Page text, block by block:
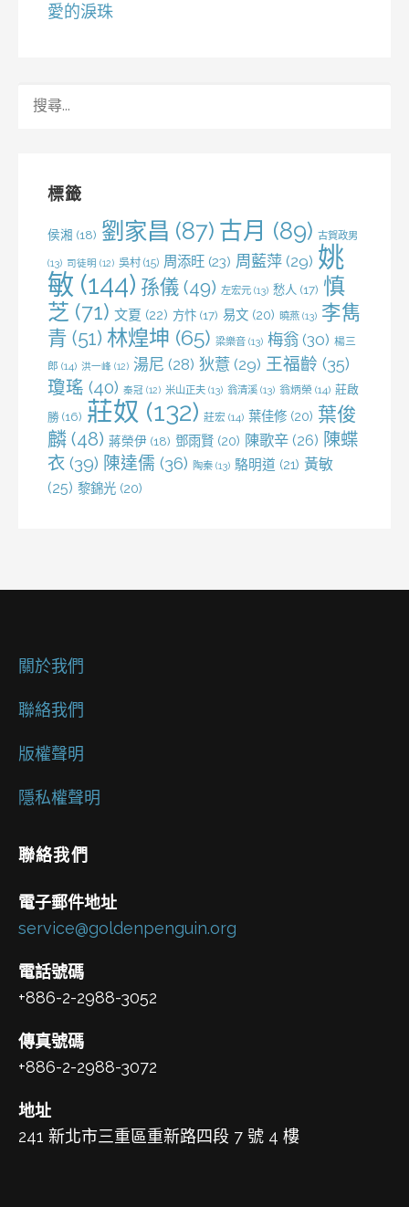
愛的淚珠
標籤
侯湘 (18) 劉家昌 (87) 古月 (89) 古賀政男
(13) 司徒明 (12) 吳村 (15) 周添旺 (23) 周藍萍 (29) 姚
敏 (144) 孫儀 (49) 左宏元 (13) 愁人 (17) 慎
芝 (71) 文夏 (22) 方忭 (17) 易文 (20) 曉燕 (13) 李雋
青 (51) 林煌坤 (65) 梁樂音 (13) 梅翁 (30) 楊三
郎 (14) 洪一峰 (12) 湯尼 (28) 狄薏 (29) 王福齡 (35)
瓊瑤 (40) 秦冠 (12) 米山正夫 (13) 翁清溪 (13) 翁炳榮 (14) 莊啟
勝 (16) 莊奴 (132) 莊宏 (14) 葉佳修 (20) 葉俊
麟 (48) 蔣榮伊 (18) 鄧雨賢 (20) 陳歌辛 (26) 陳蝶
衣 (39) 陳達儒 (36) 陶秦 (13) 駱明道 (21) 黃敏
(25) 黎錦光 (20)
關於我們
聯絡我們
版權聲明
隱私權聲明
聯絡我們
電子郵件地址
service@goldenpenguin.org
電話號碼
+886-2-2988-3052
傳真號碼
+886-2-2988-3072
地址
241 新北市三重區重新路四段 7 號 4 樓